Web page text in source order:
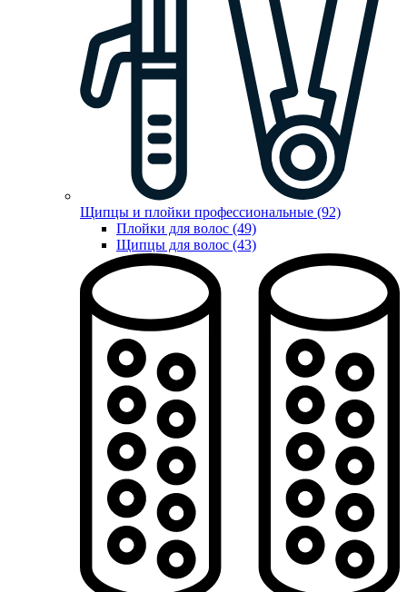
Щипцы и плойки профессиональные (92)
Плойки для волос (49)
Щипцы для волос (43)